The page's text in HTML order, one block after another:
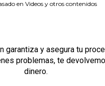
en Videos y otros contenidos
garantiza y asegura tu
problemas, te
dinero.